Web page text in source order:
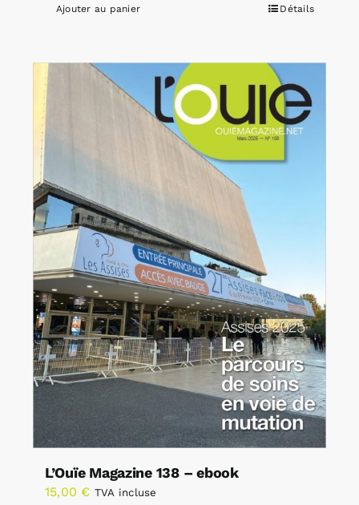
Ajouter au panier Détails
L’Ouïe Magazine 138 – ebook
15,00 € TVA incluse